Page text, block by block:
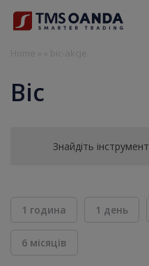
Bic
Знайдіть інструмент
1 година 1 день
6 місяців